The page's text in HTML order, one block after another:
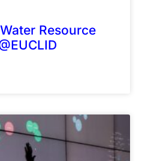
Resource